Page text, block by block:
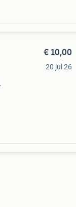
€ 10,00
20 jul 26